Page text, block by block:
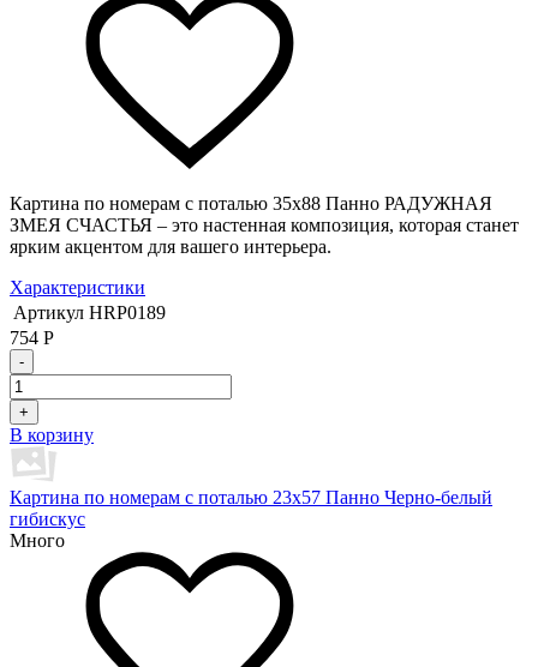
Картина по номерам с поталью 35х88 Панно РАДУЖНАЯ
ЗМЕЯ СЧАСТЬЯ – это настенная композиция, которая станет
ярким акцентом для вашего интерьера.
Характеристики
Артикул HRP0189
754 Р
-
+
В корзину
Картина по номерам с поталью 23х57 Панно Черно-белый
гибискус
Много